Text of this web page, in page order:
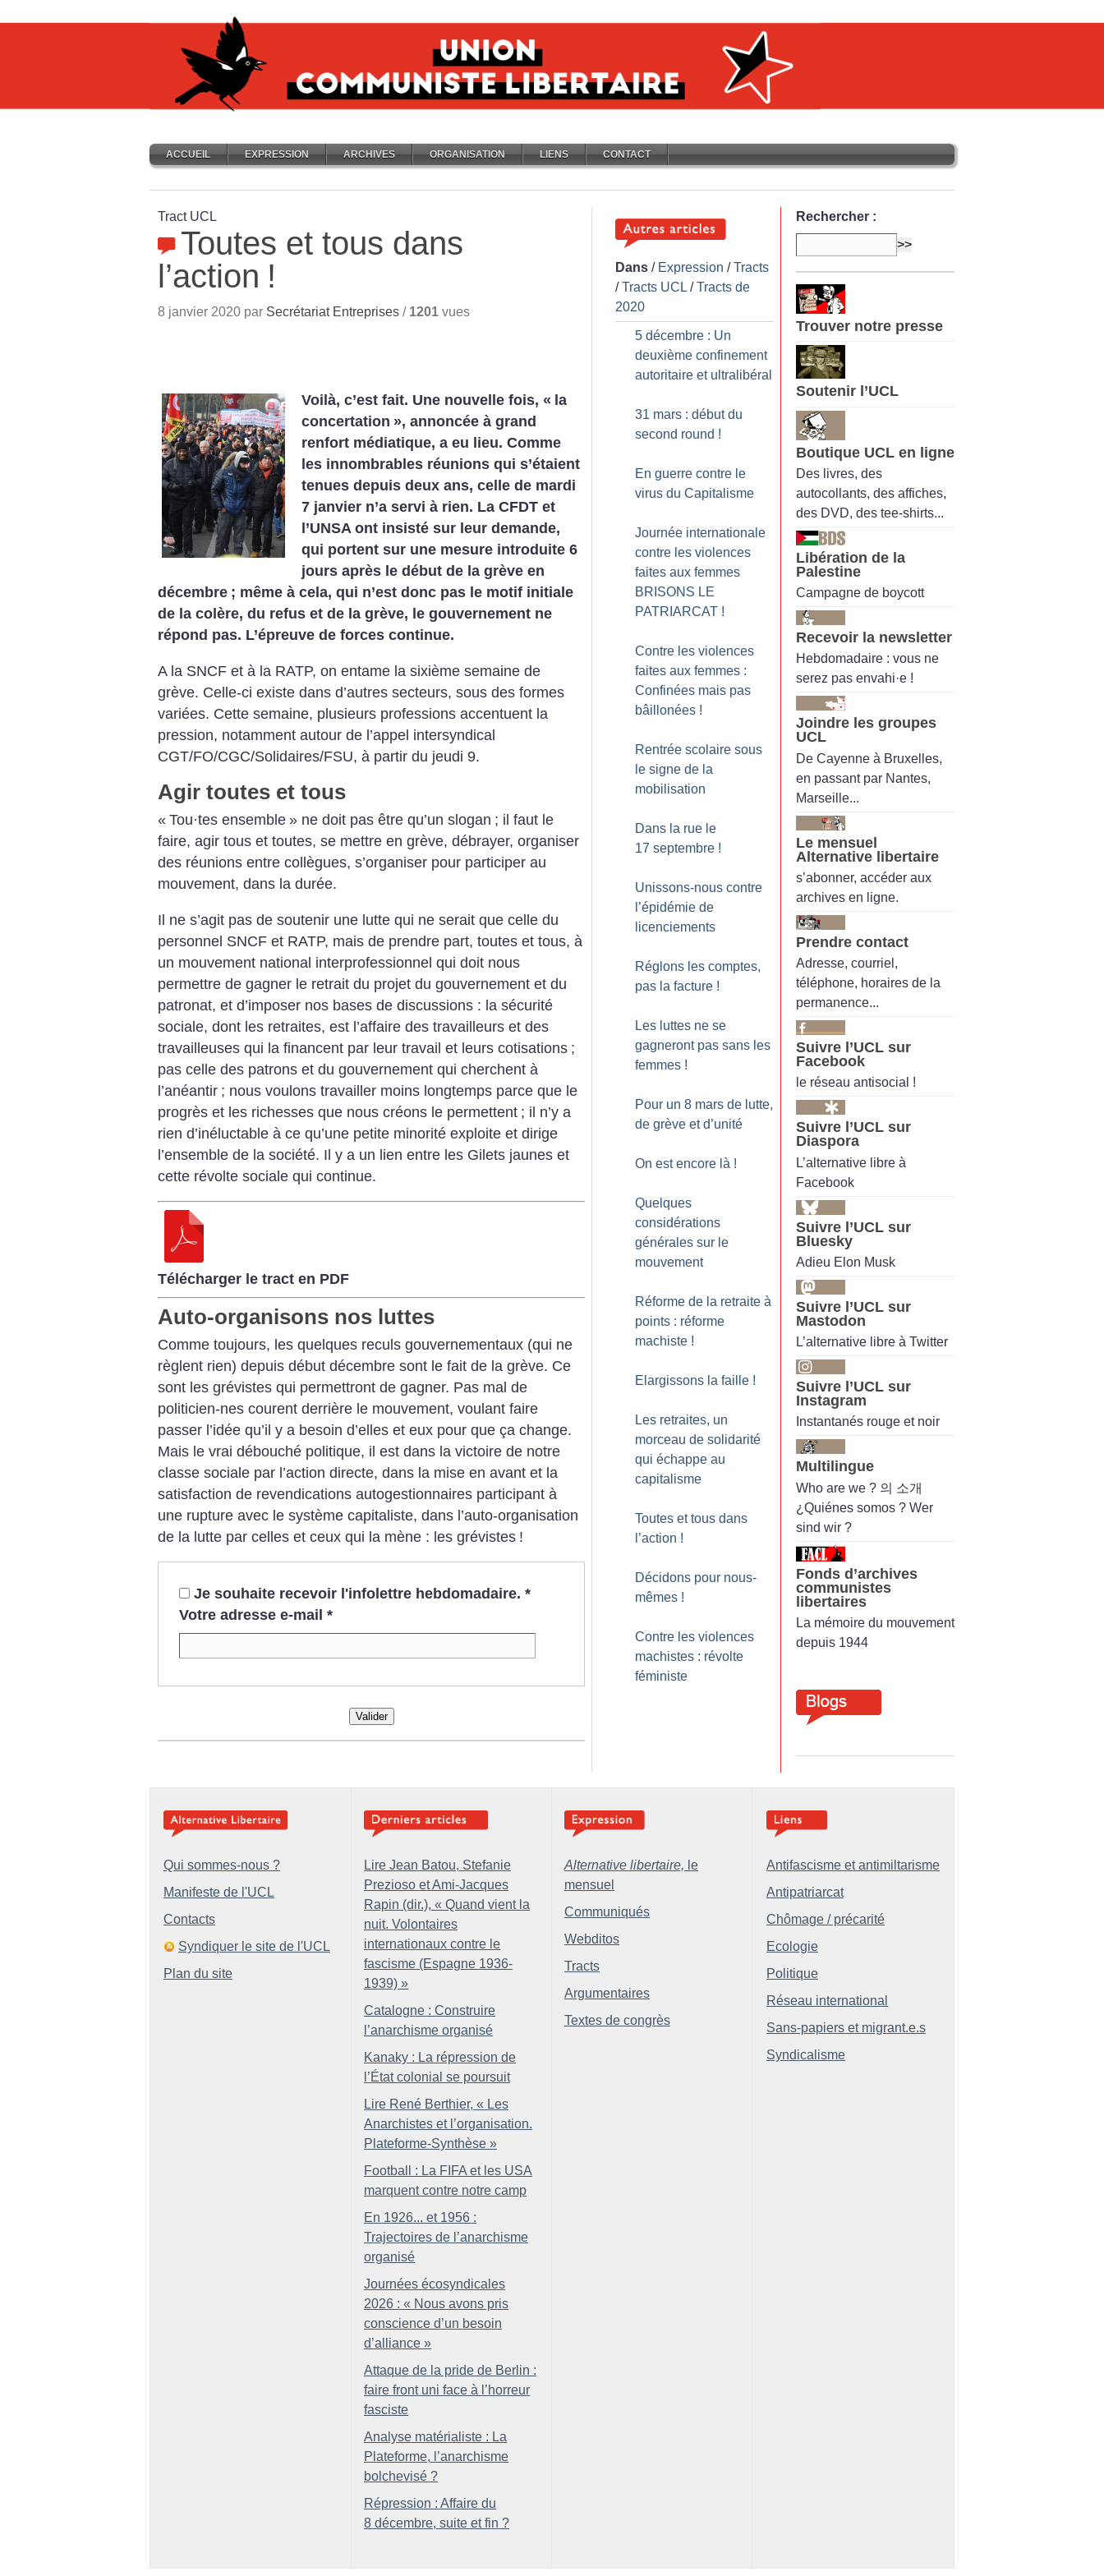
ACCUEIL EXPRESSION ARCHIVES ORGANISATION LIENS CONTACT
Tract UCL
Toutes et tous dans
l’action !
8 janvier 2020 par Secrétariat Entreprises / 1201 vues
Voilà, c’est fait. Une nouvelle fois, « la
concertation », annoncée à grand
renfort médiatique, a eu lieu. Comme
les innombrables réunions qui s’étaient
tenues depuis deux ans, celle de mardi
7 janvier n’a servi à rien. La CFDT et
l’UNSA ont insisté sur leur demande,
qui portent sur une mesure introduite 6
jours après le début de la grève en
décembre ; même à cela, qui n’est donc pas le motif initiale
de la colère, du refus et de la grève, le gouvernement ne
répond pas. L’épreuve de forces continue.
A la SNCF et à la RATP, on entame la sixième semaine de
grève. Celle-ci existe dans d’autres secteurs, sous des formes
variées. Cette semaine, plusieurs professions accentuent la
pression, notamment autour de l’appel intersyndical
CGT/FO/CGC/Solidaires/FSU, à partir du jeudi 9.
Agir toutes et tous
« Tou·tes ensemble » ne doit pas être qu’un slogan ; il faut le
faire, agir tous et toutes, se mettre en grève, débrayer, organiser
des réunions entre collègues, s’organiser pour participer au
mouvement, dans la durée.
Il ne s’agit pas de soutenir une lutte qui ne serait que celle du
personnel SNCF et RATP, mais de prendre part, toutes et tous, à
un mouvement national interprofessionnel qui doit nous
permettre de gagner le retrait du projet du gouvernement et du
patronat, et d’imposer nos bases de discussions : la sécurité
sociale, dont les retraites, est l’affaire des travailleurs et des
travailleuses qui la financent par leur travail et leurs cotisations ;
pas celle des patrons et du gouvernement qui cherchent à
l’anéantir ; nous voulons travailler moins longtemps parce que le
progrès et les richesses que nous créons le permettent ; il n’y a
rien d’inéluctable à ce qu’une petite minorité exploite et dirige
l’ensemble de la société. Il y a un lien entre les Gilets jaunes et
cette révolte sociale qui continue.
Télécharger le tract en PDF
Auto-organisons nos luttes
Comme toujours, les quelques reculs gouvernementaux (qui ne
règlent rien) depuis début décembre sont le fait de la grève. Ce
sont les grévistes qui permettront de gagner. Pas mal de
politicien-nes courent derrière le mouvement, voulant faire
passer l’idée qu’il y a besoin d’elles et eux pour que ça change.
Mais le vrai débouché politique, il est dans la victoire de notre
classe sociale par l’action directe, dans la mise en avant et la
satisfaction de revendications autogestionnaires participant à
une rupture avec le système capitaliste, dans l’auto-organisation
de la lutte par celles et ceux qui la mène : les grévistes !
Je souhaite recevoir l'infolettre hebdomadaire. *
Votre adresse e-mail *
Valider
Dans / Expression /Tracts
/Tracts UCL /Tracts de
2020
5 décembre : Un
deuxième confinement
autoritaire et ultralibéral
31 mars : début du
second round !
En guerre contre le
virus du Capitalisme
Journée internationale
contre les violences
faites aux femmes
BRISONS LE
PATRIARCAT !
Contre les violences
faites aux femmes :
Confinées mais pas
bâillonées !
Rentrée scolaire sous
le signe de la
mobilisation
Dans la rue le
17 septembre !
Unissons-nous contre
l’épidémie de
licenciements
Réglons les comptes,
pas la facture !
Les luttes ne se
gagneront pas sans les
femmes !
Pour un 8 mars de lutte,
de grève et d’unité
On est encore là !
Quelques
considérations
générales sur le
mouvement
Réforme de la retraite à
points : réforme
machiste !
Elargissons la faille !
Les retraites, un
morceau de solidarité
qui échappe au
capitalisme
Toutes et tous dans
l’action !
Décidons pour nous-
mêmes !
Contre les violences
machistes : révolte
féministe
Rechercher :
Trouver notre presse
Soutenir l’UCL
Boutique UCL en ligne
Des livres, des
autocollants, des affiches,
des DVD, des tee-shirts...
Libération de la
Palestine
Campagne de boycott
Recevoir la newsletter
Hebdomadaire : vous ne
serez pas envahi·e !
Joindre les groupes
UCL
De Cayenne à Bruxelles,
en passant par Nantes,
Marseille...
Le mensuel
Alternative libertaire
s’abonner, accéder aux
archives en ligne.
Prendre contact
Adresse, courriel,
téléphone, horaires de la
permanence...
Suivre l’UCL sur
Facebook
le réseau antisocial !
Suivre l’UCL sur
Diaspora
L’alternative libre à
Facebook
Suivre l’UCL sur
Bluesky
Adieu Elon Musk
Suivre l’UCL sur
Mastodon
L’alternative libre à Twitter
Suivre l’UCL sur
Instagram
Instantanés rouge et noir
Multilingue
Who are we ? 의 소개
¿Quiénes somos ? Wer
sind wir ?
Fonds d’archives
communistes
libertaires
La mémoire du mouvement
depuis 1944
Qui sommes-nous ?
Manifeste de l'UCL
Contacts
Syndiquer le site de l'UCL
Plan du site
Lire Jean Batou, Stefanie
Prezioso et Ami-Jacques
Rapin (dir.), « Quand vient la
nuit. Volontaires
internationaux contre le
fascisme (Espagne 1936-
1939) »
Catalogne : Construire
l’anarchisme organisé
Kanaky : La répression de
l’État colonial se poursuit
Lire René Berthier, « Les
Anarchistes et l’organisation.
Plateforme-Synthèse »
Football : La FIFA et les USA
marquent contre notre camp
En 1926... et 1956 :
Trajectoires de l’anarchisme
organisé
Journées écosyndicales
2026 : « Nous avons pris
conscience d’un besoin
d’alliance »
Attaque de la pride de Berlin :
faire front uni face à l’horreur
fasciste
Analyse matérialiste : La
Plateforme, l’anarchisme
bolchevisé ?
Répression : Affaire du
8 décembre, suite et fin ?
Alternative libertaire, le
mensuel
Communiqués
Webditos
Tracts
Argumentaires
Textes de congrès
Antifascisme et antimiltarisme
Antipatriarcat
Chômage / précarité
Ecologie
Politique
Réseau international
Sans-papiers et migrant.e.s
Syndicalisme